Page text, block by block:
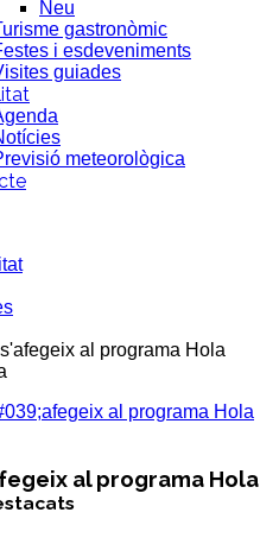
Neu
gastronòmic
i esdeveniments
guiades
meteorològica
al programa Hola
al programa Hola